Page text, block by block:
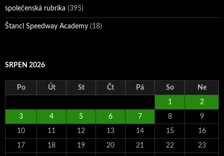
společenská rubrika (395)
Štancl Speedway Academy (18)
SRPEN 2026
Po Út St Čt Pá So Ne
1 2
3 4 5 6 7 8 9
10 11 12 13 14 15 16
17 18 19 20 21 22 23